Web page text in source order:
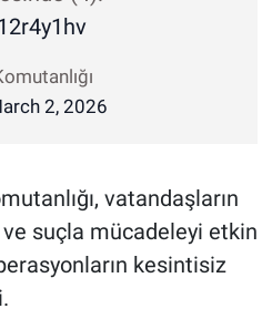
2, 2026
vatandaşların
suçla mücadeleyi etkin
kesintisiz